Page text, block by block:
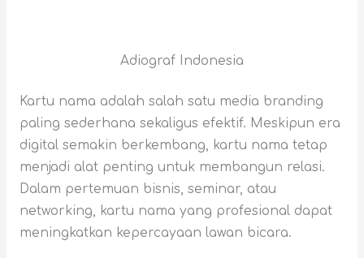
Adiograf Indonesia
Kartu nama adalah salah satu media branding
paling sederhana sekaligus efektif. Meskipun era
digital semakin berkembang, kartu nama tetap
menjadi alat penting untuk membangun relasi.
Dalam pertemuan bisnis, seminar, atau
networking, kartu nama yang profesional dapat
meningkatkan kepercayaan lawan bicara.